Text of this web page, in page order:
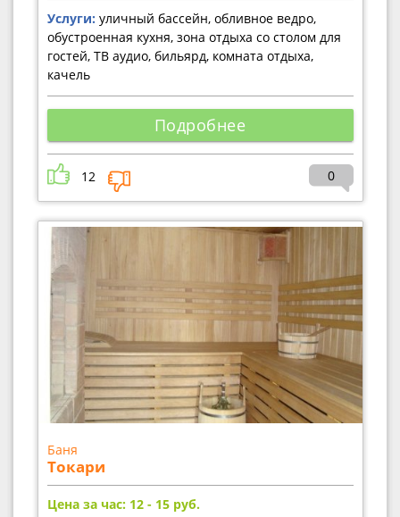
Услуги: уличный бассейн, обливное ведро,
обустроенная кухня, зона отдыха со столом для
гостей, ТВ аудио, бильярд, комната отдыха,
качель
Подробнее
12 0
Баня
Токари
Цена за час: 12 - 15 руб.